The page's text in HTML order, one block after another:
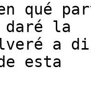
qué
la
a
esta